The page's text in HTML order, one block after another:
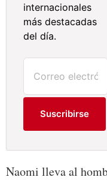
internacionales
más destacadas
del día.
Suscribirse
Naomi lleva al